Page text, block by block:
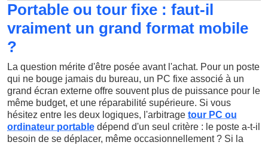
Portable ou tour fixe : faut-il
vraiment un grand format mobile
?
La question mérite d'être posée avant l'achat. Pour un poste
qui ne bouge jamais du bureau, un PC fixe associé à un
grand écran externe offre souvent plus de puissance pour le
même budget, et une réparabilité supérieure. Si vous
hésitez entre les deux logiques, l'arbitrage tour PC ou
ordinateur portable dépend d'un seul critère : le poste a-t-il
besoin de se déplacer, même occasionnellement ? Si la